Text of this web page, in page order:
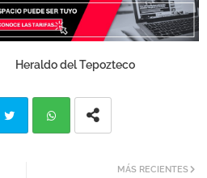
Heraldo del Tepozteco
MÁS RECIENTES